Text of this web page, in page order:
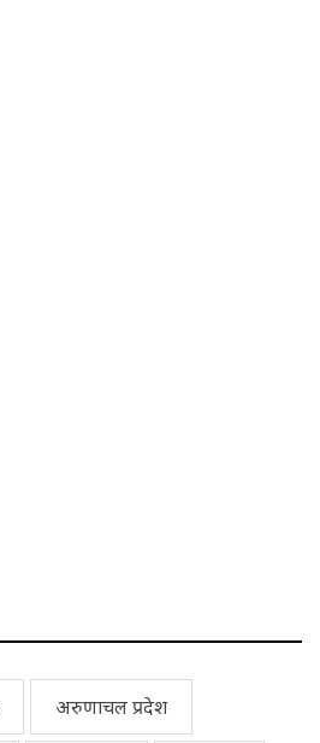
अरुणाचल प्रदेश